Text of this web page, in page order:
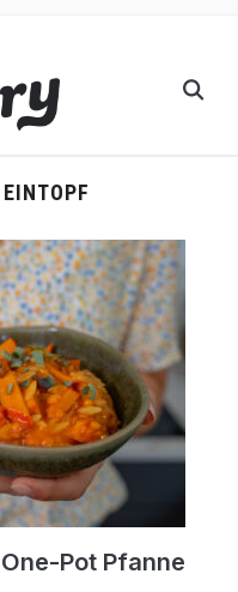
EINTOPF
Pot Pfanne